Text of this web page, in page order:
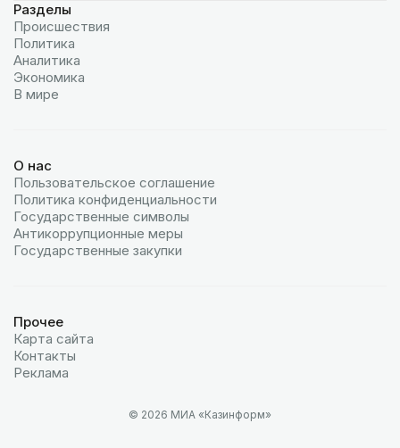
Разделы
Происшествия
Политика
Аналитика
Экономика
В мире
О нас
Пользовательское соглашение
Политика конфиденциальности
Государственные символы
Антикоррупционные меры
Государственные закупки
Прочее
Карта сайта
Контакты
Реклама
© 2026 МИА «Казинформ»